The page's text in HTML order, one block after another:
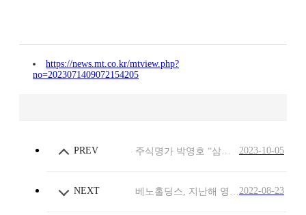
https://news.mt.co.kr/mtview.php?
no=2023071409072154205
PREV 2023-10-05
NEXT 2022-08-23